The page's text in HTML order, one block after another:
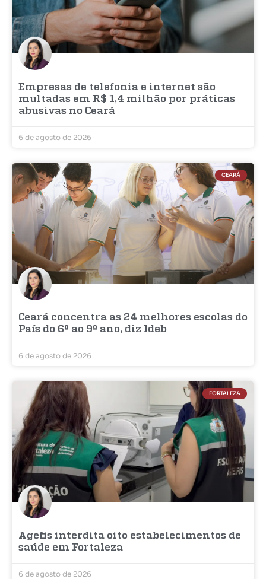
Empresas de telefonia e internet são
multadas em R$ 1,4 milhão por práticas
abusivas no Ceará
6 de agosto de 2026
CEARÁ
Ceará concentra as 24 melhores escolas do
País do 6º ao 9º ano, diz Ideb
6 de agosto de 2026
FORTALEZA
Agefis interdita oito estabelecimentos de
saúde em Fortaleza
6 de agosto de 2026